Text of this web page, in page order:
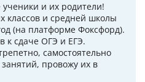
и их родители!
классов и средней школы
(на платформе Фоксфорд).
к сдаче ОГЭ и ЕГЭ.
самостоятельно
провожу их в